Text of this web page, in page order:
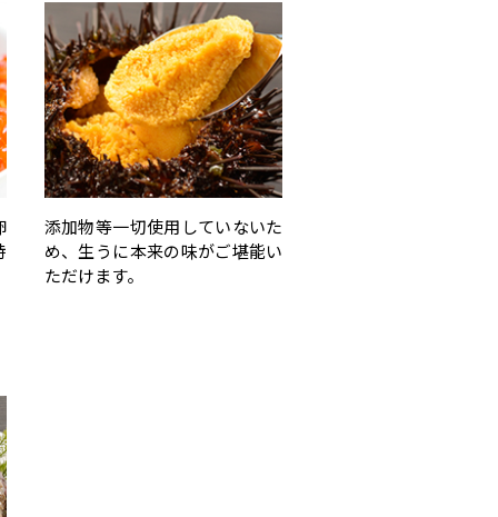
添加物等一切使用していないた
め、生うに本来の味がご堪能い
ただけます。